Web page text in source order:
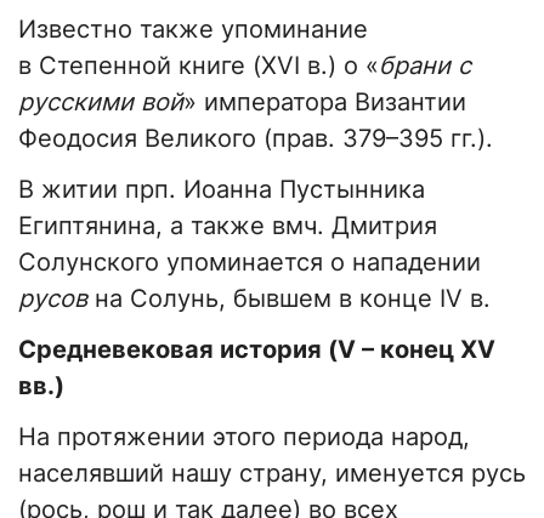
Известно также упоминание
в Степенной книге (XVI в.) о «брани с
русскими вой» императора Византии
Феодосия Великого (прав. 379–395 гг.).
В житии прп. Иоанна Пустынника
Египтянина, а также вмч. Дмитрия
Солунского упоминается о нападении
русов на Солунь, бывшем в конце IV в.
Средневековая история (V – конец XV
вв.)
На протяжении этого периода народ,
населявший нашу страну, именуется русь
(рось, рош и так далее) во всех